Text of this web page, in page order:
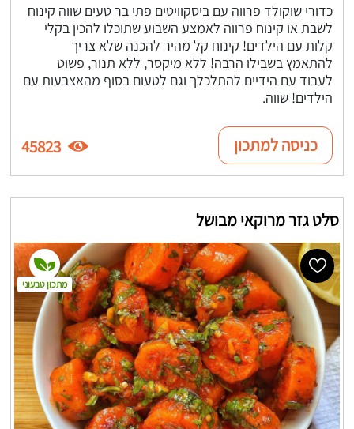
כדורי שוקולד פרווה עם ביסקוויטים פתי בר טעים שווה קינוח
לשבת או קינוח פרווה לאמצע השבוע שתוכלו להכין בקלי
קלות עם הילדים! קינוח קל מהיר להכנה שלא צריך
להתאמץ בשבילו הרבה! ללא מיקסר, ללא תנור, פשוט
לעבוד עם הידיים להתלכלך וגם לטעום בסוף מהאצבעות עם
הילדים! שווה.
כניסה למתכון 45823
סלט גזר מרוקאי מבושל
מתכון טבעוני